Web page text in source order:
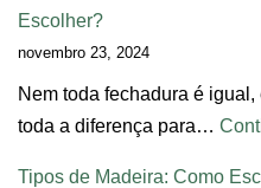
Escolher?
novembro 23, 2024
Nem toda fechadura é
toda a diferença para…
Tipos de Madeira: Como